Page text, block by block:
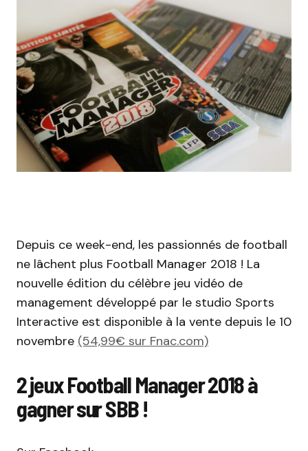
Depuis ce week-end, les passionnés de football
ne lâchent plus Football Manager 2018 ! La
nouvelle édition du célèbre jeu vidéo de
management développé par le studio Sports
Interactive est disponible à la vente depuis le 10
novembre (54,99€ sur Fnac.com)
2 jeux Football Manager 2018 à
gagner sur SBB !